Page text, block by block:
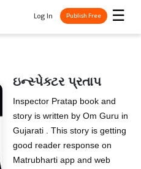
☰
Log In Publish Free
ઇન્સ્પેક્ટર પ્રતાપ
Inspector Pratap book and
story is written by Om Guru in
Gujarati . This story is getting
good reader response on
Matrubharti app and web